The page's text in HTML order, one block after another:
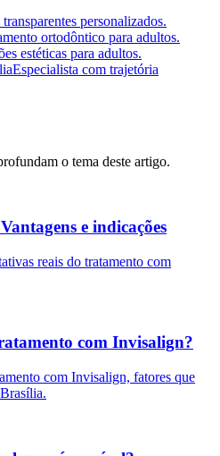
personalizados.
ortodôntico para adultos.
estéticas para adultos.
Especialista com trajetória
o tema deste artigo.
e indicações
reais do tratamento com
com Invisalign?
com Invisalign, fatores que